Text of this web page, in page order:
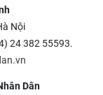
Nội
24 382 55593.
Dân